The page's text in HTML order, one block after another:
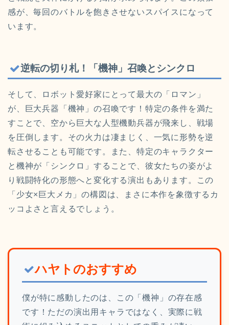
感が、毎回のバトルを飽きさせないスパイスになって
います。
逆転の切り札！「機神」召喚とシンクロ
そして、ロボット愛好家にとって最大の「ロマン」
が、巨大兵器「機神」の召喚です！特定の条件を満た
すことで、空から巨大な人型機動兵器が飛来し、戦場
を圧倒します。その火力は凄まじく、一気に形勢を逆
転させることも可能です。また、特定のキャラクター
と機神が「シンクロ」することで、彼女たちの姿がよ
り戦闘特化の形態へと変化する演出もあります。この
「少女×巨大メカ」の構図は、まさに本作を象徴するカ
ッコよさと言えるでしょう。
ハヤトのおすすめ
僕が特に感動したのは、この「機神」の存在感
です！ただの演出用キャラではなく、実際に戦